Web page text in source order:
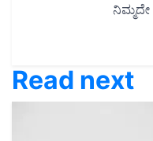
Read next